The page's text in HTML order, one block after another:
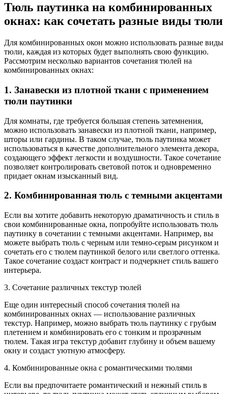
Тюль паутинка на комбинированных
окнах: как сочетать разные виды тюли
Для комбинированных окон можно использовать разные виды
тюли, каждая из которых будет выполнять свою функцию.
Рассмотрим несколько вариантов сочетания тюлей на
комбинированных окнах:
1. Занавески из плотной ткани с применением
тюли паутинки
Для комнаты, где требуется большая степень затемнения,
можно использовать занавески из плотной ткани, например,
шторы или гардины. В таком случае, тюль паутинка может
использоваться в качестве дополнительного элемента декора,
создающего эффект легкости и воздушности. Такое сочетание
позволяет контролировать световой поток и одновременно
придает окнам изысканный вид.
2. Комбинированная тюль с темными акцентами
Если вы хотите добавить некоторую драматичность и стиль в
свои комбинированные окна, попробуйте использовать тюль
паутинку в сочетании с темными акцентами. Например, вы
можете выбрать тюль с черным или темно-серым рисунком и
сочетать его с тюлем паутинкой белого или светлого оттенка.
Такое сочетание создаст контраст и подчеркнет стиль вашего
интерьера.
3. Сочетание различных текстур тюлей
Еще один интересный способ сочетания тюлей на
комбинированных окнах — использование различных
текстур. Например, можно выбрать тюль паутинку с грубым
плетением и комбинировать его с тонким и прозрачным
тюлем. Такая игра текстур добавит глубину и объем вашему
окну и создаст уютную атмосферу.
4. Комбинированные окна с романтическими тюлями
Если вы предпочитаете романтический и нежный стиль в